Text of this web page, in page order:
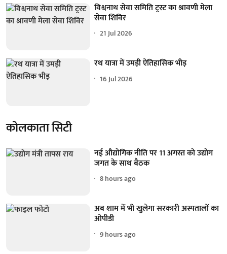
विश्वनाथ सेवा समिति ट्रस्ट का श्रावणी मेला
सेवा शिविर
21 Jul 2026
रथ यात्रा में उमड़ी ऐतिहासिक भीड़
16 Jul 2026
कोलकाता सिटी
नई औद्योगिक नीति पर 11 अगस्त को उद्योग
जगत के साथ बैठक
8 hours ago
अब शाम में भी खुलेगा सरकारी अस्पतालों का
ओपीडी
9 hours ago